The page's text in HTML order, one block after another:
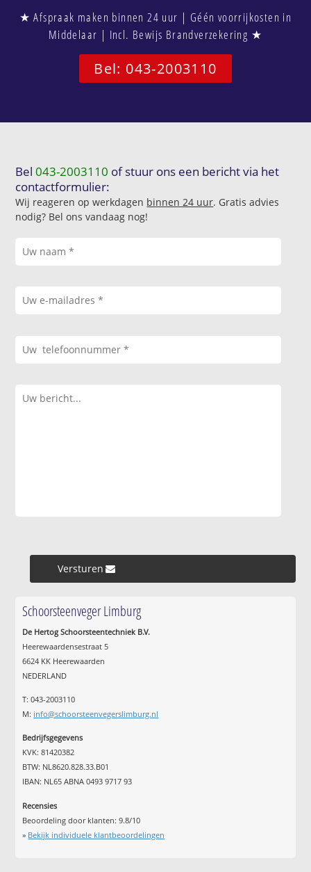
★ Afspraak maken binnen 24 uur | Géén voorrijkosten in
Middelaar | Incl. Bewijs Brandverzekering ★
Bel: 043-2003110
Bel043-2003110 of stuur ons een bericht via het
contactformulier:
Wij reageren op werkdagen binnen 24 uur. Gratis advies
nodig? Bel ons vandaag nog!
Versturen »
Schoorsteenveger Limburg
De Hertog Schoorsteentechniek B.V.
Heerewaardensestraat 5
6624 KK Heerewaarden
NEDERLAND
T: 043-2003110
M: info@schoorsteenvegerslimburg.nl
Bedrijfsgegevens
KVK: 81420382
BTW: NL8620.828.33.B01
IBAN: NL65 ABNA 0493 9717 93
Recensies
Beoordeling door klanten:9.8/10
» Bekijk individuele klantbeoordelingen